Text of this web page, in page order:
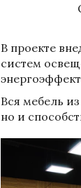
В проекте
систем
Вся мебель
но и